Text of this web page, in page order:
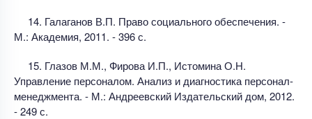
14. Галаганов В.П. Право социального обеспечения. -
М.: Академия, 2011. - 396 с.
15. Глазов М.М., Фирова И.П., Истомина О.Н.
Управление персоналом. Анализ и диагностика персонал-
менеджмента. - М.: Андреевский Издательский дом, 2012.
- 249 с.